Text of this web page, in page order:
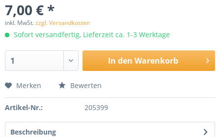
7,00 € *
inkl. MwSt.zzgl. Versandkosten
Sofort versandfertig, Lieferzeit ca. 1-3 Werktage
In den Warenkorb
Merken Bewerten
Artikel-Nr.: 205399
Beschreibung